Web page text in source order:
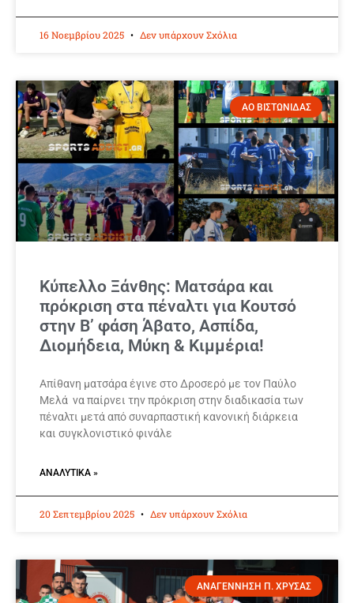
16 Νοεμβρίου 2025 Δεν υπάρχουν Σχόλια
ΑΟ ΒΙΣΤΩΝΙΔΑΣ
Κύπελλο Ξάνθης: Ματσάρα και
πρόκριση στα πέναλτι για Κουτσό
στην Β’ φάση Άβατο, Ασπίδα,
Διομήδεια, Μύκη & Κιμμέρια!
Απίθανη ματσάρα έγινε στο Δροσερό με τον Παύλο
Μελά να παίρνει την πρόκριση στην διαδικασία των
πέναλτι μετά από συναρπαστική κανονική διάρκεια
και συγκλονιστικό φινάλε
ΑΝΑΛΥΤΙΚΆ »
20 Σεπτεμβρίου 2025 Δεν υπάρχουν Σχόλια
ΑΝΑΓΕΝΝΗΣΗ Π. ΧΡΥΣΑΣ